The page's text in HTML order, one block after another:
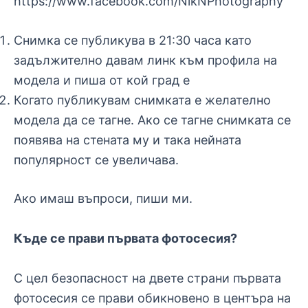
Снимка се публикува в 21:30 часа като
задължително давам линк към профила на
модела и пиша от кой град е
Когато публикувам снимката е желателно
модела да се тагне. Ако се тагне снимката се
появява на стената му и така нейната
популярност се увеличава.
Ако имаш въпроси, пиши ми.
Къде се прави първата фотосесия?
С цел безопасност на двете страни първата
фотосесия се прави обикновено в центъра на